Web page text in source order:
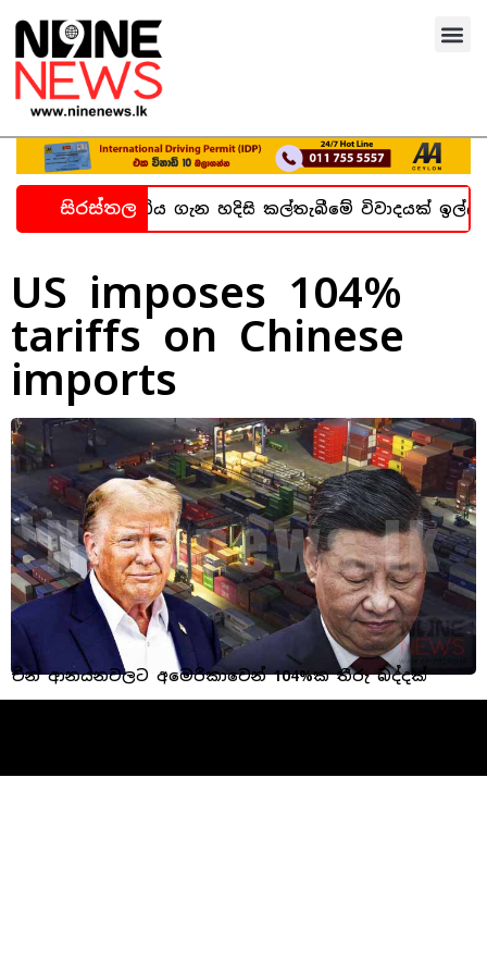
සිරස්තලසිද්ධිය ගැන හදිසි කල්තැබීමේ විවාදයක්
US imposes 104%
tariffs on Chinese
imports
චීන ආනයනවලට අමෙරිකාවෙන් 104%ක තීරු බද්දක්